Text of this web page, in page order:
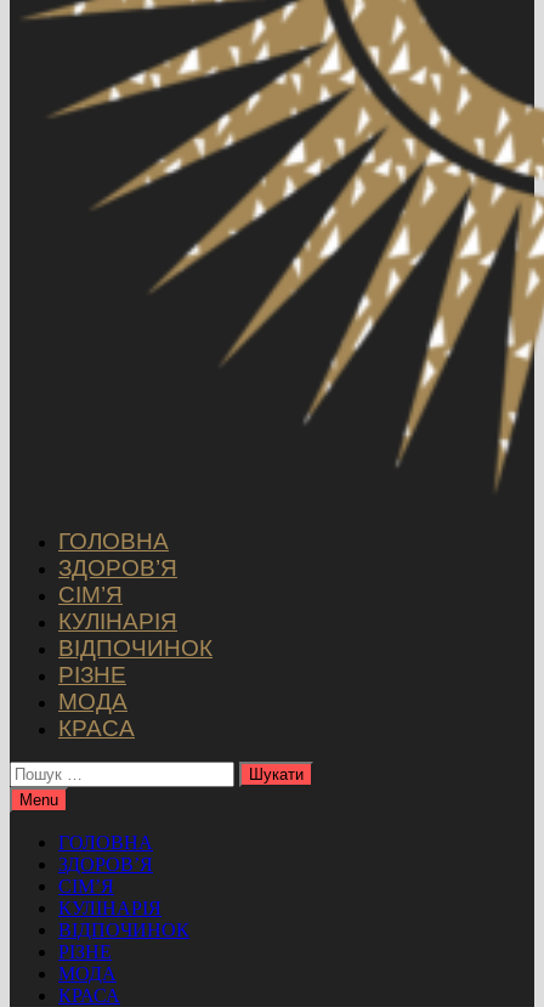
ГОЛОВНА
ЗДОРОВ’Я
СІМ’Я
КУЛІНАРІЯ
ВІДПОЧИНОК
РІЗНЕ
МОДА
КРАСА
Пошук:
Menu
ГОЛОВНА
ЗДОРОВ’Я
СІМ’Я
КУЛІНАРІЯ
ВІДПОЧИНОК
РІЗНЕ
МОДА
КРАСА